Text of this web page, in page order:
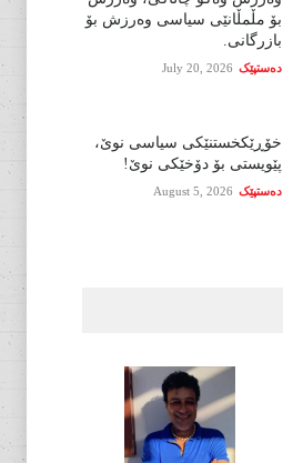
بۆ مڵمڵانێی سیاسی وەرزش بۆ
بازرگانی.
دەستپێک July 20, 2026
خۆڕێکخستنێکی سیاسی نوێ،
پێویستی بۆ دۆخێکی نوێ!
دەستپێک August 5, 2026